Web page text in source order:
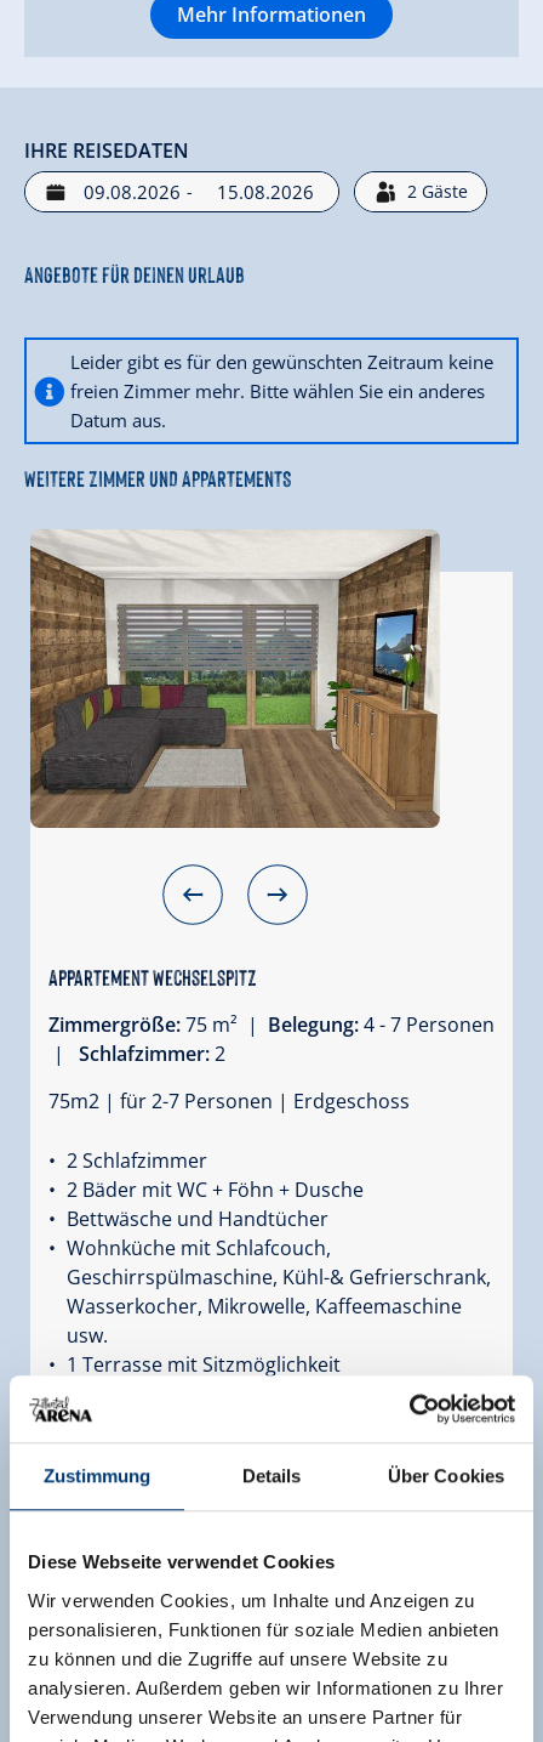
Zustimmung Details Über Cookies
Diese Webseite verwendet Cookies
Wir verwenden Cookies, um Inhalte und Anzeigen zu
personalisieren, Funktionen für soziale Medien anbieten
zu können und die Zugriffe auf unsere Website zu
analysieren. Außerdem geben wir Informationen zu Ihrer
Verwendung unserer Website an unsere Partner für
Mehr Informationen
IHRE REISEDATEN
- 2 Gäste
Angebote für deinen Urlaub
Leider gibt es für den gewünschten Zeitraum keine
freien Zimmer mehr. Bitte wählen Sie ein anderes
Datum aus.
WEITERE ZIMMER UND APPARTEMENTS
Appartement Wechselspitz
Zimmergröße:75 m² | Belegung:4 - 7 Personen
|
Schlafzimmer:2
75m2 | für 2-7 Personen | Erdgeschoss
2 Schlafzimmer
2 Bäder mit WC + Föhn + Dusche
Bettwäsche und Handtücher
Wohnküche mit Schlafcouch,
Geschirrspülmaschine, Kühl-& Gefrierschrank,
Wasserkocher, Mikrowelle, Kaffeemaschine
usw.
1 Terrasse mit Sitzmöglichkeit
Brötchenservice
Ortstaxe: € 1,80 pro Person (ab 15 Jahre)
Verfügbarkeitskalender